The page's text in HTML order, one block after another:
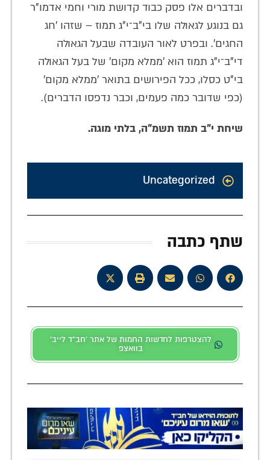
ובדברים אלו פסק כבוד קדושת מורי וחמי אדמו"ר
גם בנוגע לגאולה שלו בי"ב־י"ג תמוז – שזהו 'חג
החגים'. ובפרט לאור העובדה שבעל הגאולה
די"ב־י"ג תמוז הוא 'ממלא מקום' של בעל הגאולה
בי"ט כסלו, ככל הפירושים בתואר 'ממלא מקום'
(כפי שדובר כמה פעמים, וכבר נדפסו הדברים).
שיחת י"ב תמוז תשמ"ה, בלתי מוגה.
Uncategorized
שתף כתבה
להצטרפות לחדשות החמות של אתר 'חב"ד לייב'
בוואצפ